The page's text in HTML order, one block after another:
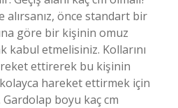
alırsanız, önce standart bir
göre bir kişinin omuz
kabul etmelisiniz. Kollarını
ettirerek bu kişinin
hareket ettirmek için
boyu kaç cm